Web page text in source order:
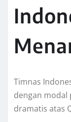
Timnas
dengan modal
dramatis atas